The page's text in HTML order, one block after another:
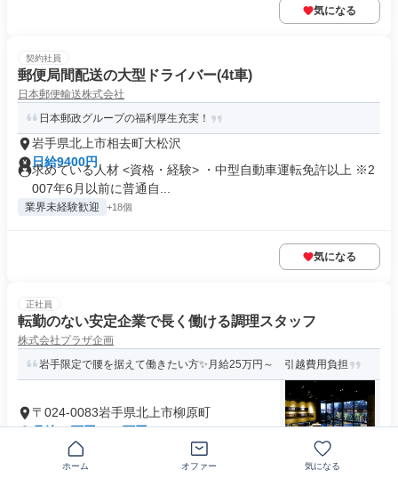
気になる
契約社員
郵便局間配送の大型ドライバー(4t車)
日本郵便輸送株式会社
日本郵政グループの福利厚生充実！
岩手県北上市相去町大松沢
日給9400円
求めている人材 <資格・経験> ・中型自動車運転免許以上 ※2
007年6月以前に普通自...
業界未経験歓迎 +18個
気になる
正社員
転勤のない安定企業で長く働ける調理スタッフ
株式会社プラザ企画
岩手限定で腰を据えて働きたい方✨月給25万円～ 引越費用負担
〒024-0083岩手県北上市柳原町
月給24万円～35万円
求めている人材 ＼＼学歴不問／／ 「地元岩手で腰を据えて働
きたい」 「地方に移住して自...
ホーム オファー 気になる